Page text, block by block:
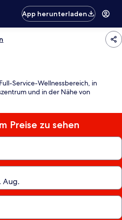
App herunterladen
Service-Wellnessbereich, in
und in der Nähe von
Preise zu sehen